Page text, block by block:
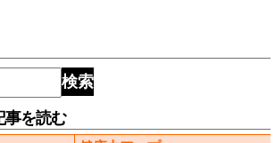
検索
事を読む